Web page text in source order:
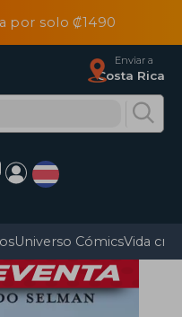
por solo ₡1490
Enviar a
Costa Rica
Universo CómicsVida